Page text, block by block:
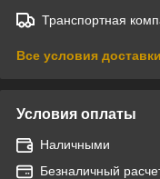
Транспортная
Все условия доставки
Условия оплаты
Наличными
Безналичный